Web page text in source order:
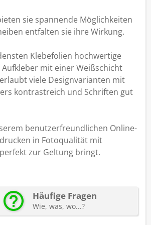
sie spannende Möglichkeiten
entfalten sie ihre Wirkung.
Klebefolien hochwertige
mit einer Weißschicht
viele Designvarianten mit
kontrastreich und Schriften gut
benutzerfreundlichen Online-
in Fotoqualität mit
zur Geltung bringt.